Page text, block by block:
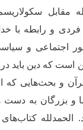
مقابل
و رابطه با
اجتماعی و
است که دین باید در
و بحث‌هایی که
و بزرگان به دست
الحمدلله